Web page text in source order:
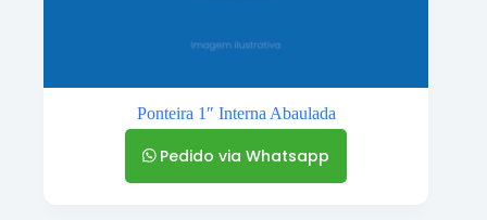
Ponteira 1″ Interna Abaulada
Pedido via Whatsapp